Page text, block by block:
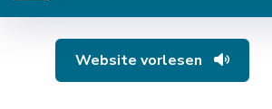
Website vorlesen